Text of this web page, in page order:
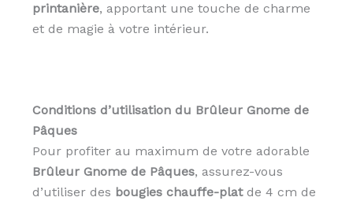
printanière, apportant une touche de charme
et de magie à votre intérieur.
Conditions d’utilisation du Brûleur Gnome de
Pâques
Pour profiter au maximum de votre adorable
Brûleur Gnome de Pâques, assurez-vous
d’utiliser des bougies chauffe-platde 4 cm de